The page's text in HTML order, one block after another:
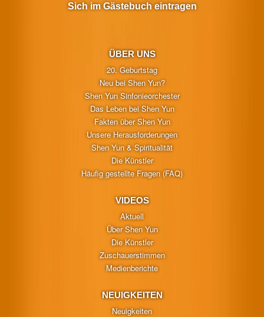
ÜBER UNS
20. Geburtstag
Neu bei Shen Yun?
Shen Yun Sinfonieorchester
Das Leben bei Shen Yun
Fakten über Shen Yun
Unsere Herausforderungen
Shen Yun & Spiritualität
Die Künstler
Häufig gestellte Fragen (FAQ)
VIDEOS
Aktuell
Über Shen Yun
Die Künstler
Zuschauerstimmen
Medienberichte
NEUIGKEITEN
Neuigkeiten
Sich im Gästebuch eintragen